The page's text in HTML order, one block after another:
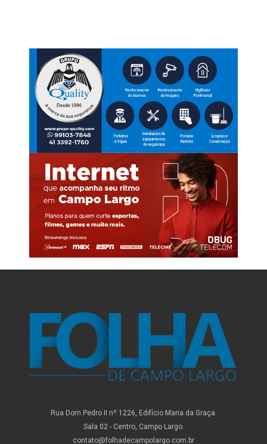
Rua Dom Pedro II nº 1226, Edifício Maria da Graça.
Sala 02 - Centro, Campo Largo.
contato@folhadecampolargo.com.br